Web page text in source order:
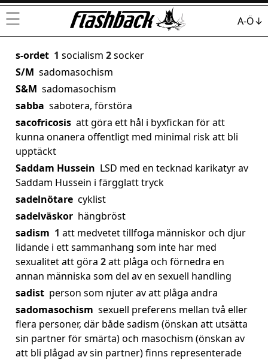
☰ A-Ö↓
s-ordet 1 socialism 2socker
S/M sadomasochism
S&M sadomasochism
sabba sabotera, förstöra
sacofricosis att göra ett hål i byxfickan för att
kunna onanera offentligt med minimal risk att bli
upptäckt
Saddam Hussein LSD med en tecknad karikatyr av
Saddam Hussein i färgglatt tryck
sadelnötare cyklist
sadelväskor hängbröst
sadism 1 att medvetet tillfoga människor och djur
lidande i ett sammanhang som inte har med
sexualitet att göra 2att plåga och förnedra en
annan människa som del av en sexuell handling
sadist person som njuter av att plåga andra
sadomasochism sexuell preferens mellan två eller
flera personer, där både sadism (önskan att utsätta
sin partner för smärta) och masochism (önskan av
att bli plågad av sin partner) finns representerade